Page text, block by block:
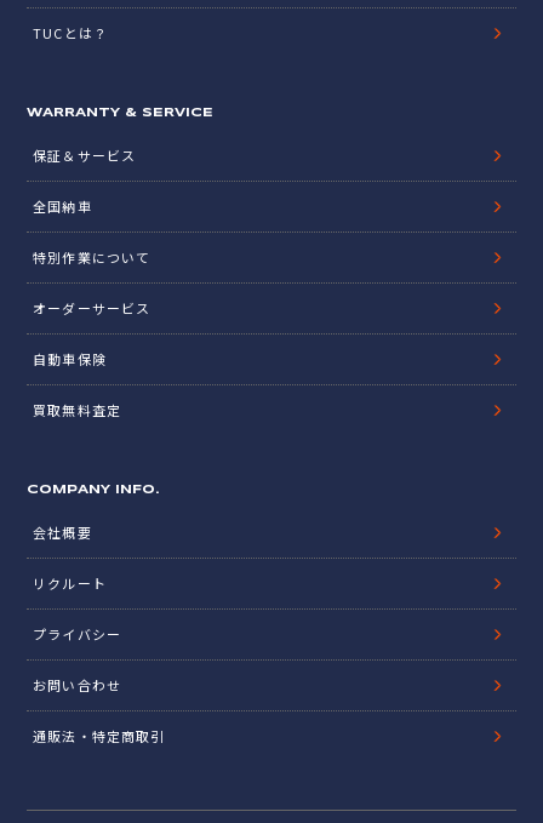
TUCとは？
WARRANTY & SERVICE
保証＆サービス
全国納車
特別作業について
オーダーサービス
自動車保険
買取無料査定
COMPANY INFO.
会社概要
リクルート
プライバシー
お問い合わせ
通販法・特定商取引